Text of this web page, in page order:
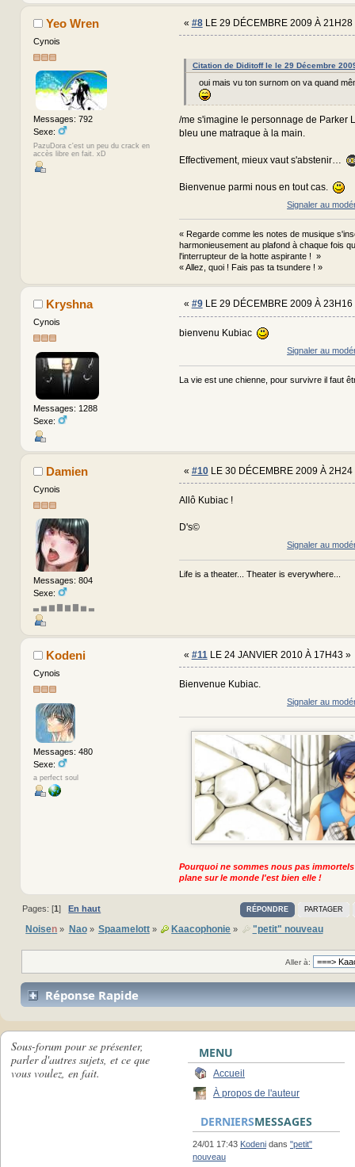
Yeo Wren
Cynois
Messages: 792
Sexe:
PazuDora c'est un peu du crack en
accès libre en fait. xD
« #8LE 29 DÉCEMBRE 2009 À 21H28
Citation de Diditoff le le 29 Décembre
oui mais vu ton surnom on va quand
/me s'imagine le personnage de Parker
bleu une matraque à la main.
Effectivement, mieux vaut s'abstenir…
Bienvenue parmi nous en tout cas.
Signaler au
« Regarde comme les notes de musique
harmonieusement au plafond à chaque fois
l'interrupteur de la hotte aspirante ! »
« Allez, quoi ! Fais pas ta tsundere ! »
Kryshna
Cynois
Messages: 1288
Sexe:
« #9LE 29 DÉCEMBRE 2009 À 23H16
bienvenu Kubiac
Signaler au
La vie est une chienne, pour survivre il faut
Damien
Cynois
Messages: 804
Sexe:
▃ ▅ ▆ ▇ ▆ ▇ ▅ ▃
« #10LE 30 DÉCEMBRE 2009 À 2H24
Allô Kubiac !
D's©
Signaler au
Life is a theater... Theater is everywhere...
Kodeni
Cynois
Messages: 480
Sexe:
a perfect soul
« #11LE 24 JANVIER 2010 À 17H43 »
Bienvenue Kubiac.
Signaler au
Pourquoi ne sommes nous pas
plane sur le monde l'est bien elle !
RÉPONDRE PARTAGER
Pages: [1] En haut
Noisen » Nao» Spaamelott» Kaacophonie » "petit" nouveau
Aller à:
Réponse Rapide
Sous-forum pour se présenter,
parler d'autres sujets, et ce que
vous voulez, en fait.
MENU
Accueil
À propos de l'auteur
DERNIERSMESSAGES
24/01 17:43 Kodeni dans "petit"
nouveau